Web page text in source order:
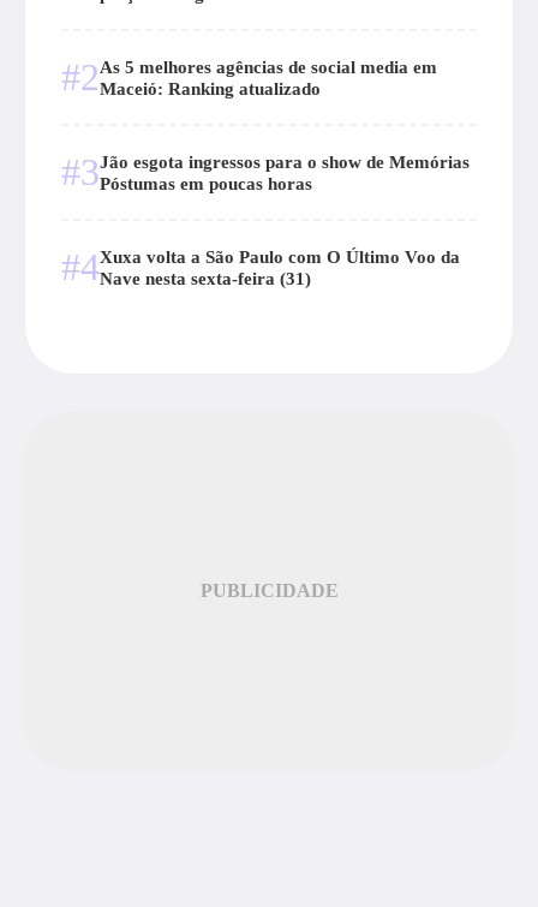
#2As 5 melhores agências de social media em
Maceió: Ranking atualizado
#3Jão esgota ingressos para o show de Memórias
Póstumas em poucas horas
#4Xuxa volta a São Paulo com O Último Voo da
Nave nesta sexta-feira (31)
PUBLICIDADE